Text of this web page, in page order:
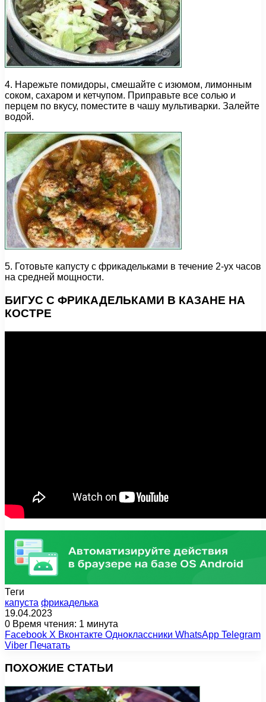
4. Нарежьте помидоры, смешайте с изюмом, лимонным
соком, сахаром и кетчупом. Приправьте все солью и
перцем по вкусу, поместите в чашу мультиварки. Залейте
водой.
5. Готовьте капусту с фрикадельками в течение 2-ух часов
на средней мощности.
БИГУС С ФРИКАДЕЛЬКАМИ В КАЗАНЕ НА
КОСТРЕ
Теги
капуста фрикаделька
19.04.2023
0 Время чтения: 1 минута
Facebook X Вконтакте Одноклассники WhatsApp Telegram
Viber Печатать
ПОХОЖИЕ СТАТЬИ